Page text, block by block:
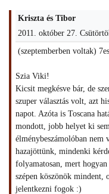
Kriszta és Tibor
2011. október 27.
(szeptemberben voltak)
Szia Viki!
Kicsit megkésve bár, de
szuper választás volt, azt
napot. Azóta is Toscana
mondott, jobb helyet ki
élménybeszámolóban nem
hazajöttünk, mindenki
folyamatosan, mert
szépen köszönök mindent,
jelentkezni fogok :)